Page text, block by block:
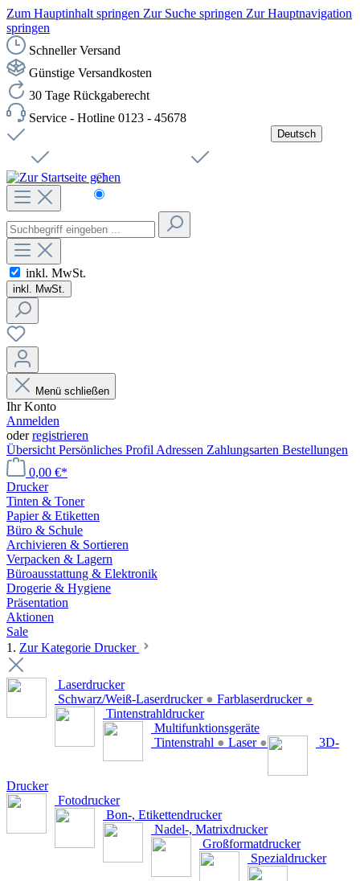
Zum Hauptinhalt springen Zur Suche springen Zur Hauptnavigation
springen
Schneller Versand
Günstige Versandkosten
30 Tage Rückgaberecht
Service - Hotline 0123 - 45678
Deutsch
Čeština
inkl. MwSt.
inkl. MwSt.
Menü schließen
Ihr Konto
Anmelden
oderregistrieren
Übersicht Persönliches Profil Adressen Zahlungsarten Bestellungen
0,00 €*
Drucker
Tinten & Toner
Papier & Etiketten
Büro & Schule
Archivieren & Sortieren
Verpacken & Lagern
Büroausstattung & Elektronik
Drogerie & Hygiene
Präsentation
Aktionen
Sale
1. Zur Kategorie Drucker
Laserdrucker
Schwarz/Weiß-Laserdrucker ● Farblaserdrucker ●
Tintenstrahldrucker
Multifunktionsgeräte
Tintenstrahl ● Laser ● 3D-
Drucker
Fotodrucker
Bon-, Etikettendrucker
Nadel-, Matrixdrucker
Großformatdrucker
Spezialdrucker